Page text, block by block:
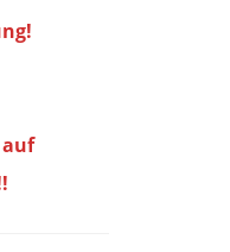
auf